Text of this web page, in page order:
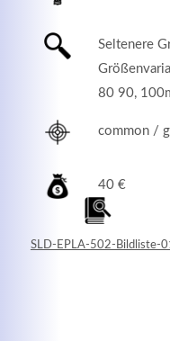
Seltenere
80 90,
common /
40 €
SLD-EPLA-502-Bildliste-
elit. Aenean